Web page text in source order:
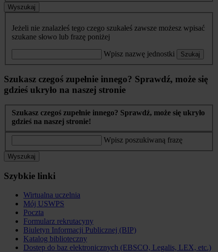
Wyszukaj
Jeżeli nie znalazłeś tego czego szukałeś zawsze możesz wpisać
szukane słowo lub frazę poniżej
Wpisz nazwę jednostki Szukaj
Szukasz czegoś zupełnie innego? Sprawdź, może się
gdzieś ukryło na naszej stronie
Szukasz czegoś zupełnie innego? Sprawdź, może się ukryło
gdzieś na naszej stronie!
Wpisz poszukiwaną frazę
Wyszukaj
Szybkie linki
Wirtualna uczelnia
Mój USWPS
Poczta
Formularz rekrutacyny
Biuletyn Informacji Publicznej (BIP)
Katalog biblioteczny
Dostęp do baz elektronicznych (EBSCO, Legalis, LEX, etc.)